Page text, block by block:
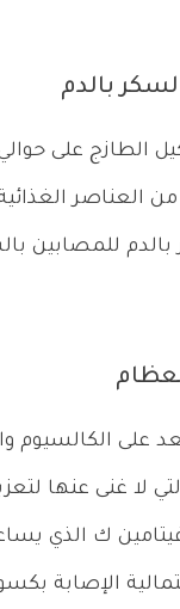
من العناصر
للمصابين
على الكالسيوم
لا غنى عنها
ك الذي
الإصابة